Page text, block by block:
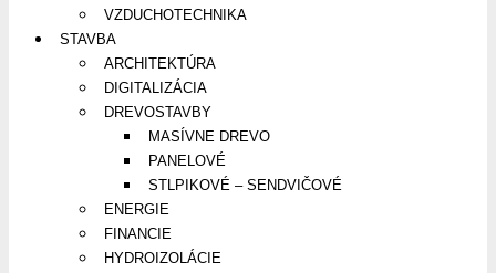
VZDUCHOTECHNIKA
STAVBA
ARCHITEKTÚRA
DIGITALIZÁCIA
DREVOSTAVBY
MASÍVNE DREVO
PANELOVÉ
STLPIKOVÉ – SENDVIČOVÉ
ENERGIE
FINANCIE
HYDROIZOLÁCIE